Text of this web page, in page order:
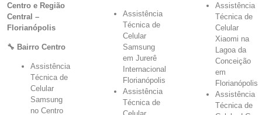
Centro e Região
Central –
Florianópolis
🔧 Bairro Centro
Assistência
Técnica de
Celular
Samsung
no Centro
Assistência
Técnica de
Celular
Samsung
em Jurerê
Internacional
Florianópolis
Assistência
Técnica de
Assistência
Técnica de
Celular
Xiaomi na
Lagoa da
Conceição
em
Florianópolis
Assistência
Técnica de